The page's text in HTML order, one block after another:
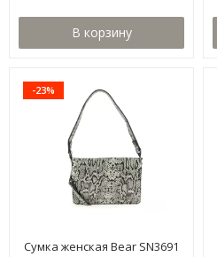
В корзину
-23%
Сумка женская Bear SN3691